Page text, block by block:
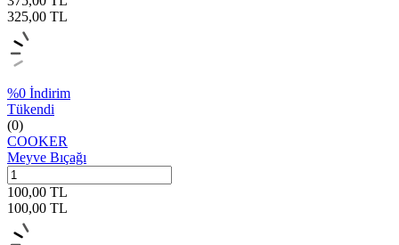
325,00 TL
%0 İndirim
Tükendi
(0)
COOKER
Meyve Bıçağı
100,00 TL
100,00 TL